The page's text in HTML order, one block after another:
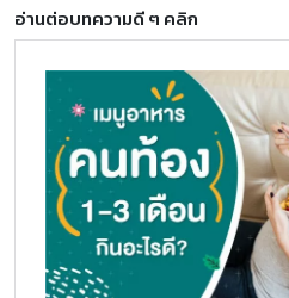
อ่านต่อบทความดี ๆ คลิก